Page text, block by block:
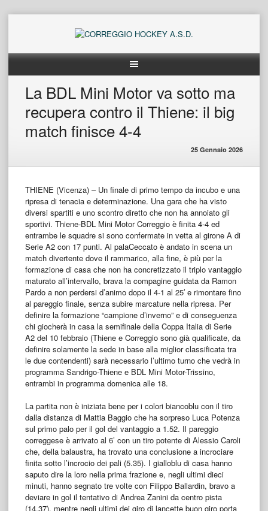
La BDL Mini Motor va sotto ma
recupera contro il Thiene: il big
match finisce 4-4
25 Gennaio 2026
THIENE (Vicenza) – Un finale di primo tempo da incubo e una
ripresa di tenacia e determinazione. Una gara che ha visto
diversi spartiti e uno scontro diretto che non ha annoiato gli
sportivi. Thiene-BDL Mini Motor Correggio è finita 4-4 ed
entrambe le squadre si sono confermate in vetta al girone A di
Serie A2 con 17 punti. Al palaCeccato è andato in scena un
match divertente dove il rammarico, alla fine, è più per la
formazione di casa che non ha concretizzato il triplo vantaggio
maturato all’intervallo, brava la compagine guidata da Ramon
Pardo a non perdersi d’animo dopo il 4-1 al 25′ e rimontare fino
al pareggio finale, senza subire marcature nella ripresa. Per
definire la formazione “campione d’inverno” e di conseguenza
chi giocherà in casa la semifinale della Coppa Italia di Serie
A2 del 10 febbraio (Thiene e Correggio sono già qualificate, da
definire solamente la sede in base alla miglior classificata tra
le due contendenti) sarà necessario l’ultimo turno che vedrà in
programma Sandrigo-Thiene e BDL Mini Motor-Trissino,
entrambi in programma domenica alle 18.
La partita non è iniziata bene per i colori biancoblu con il tiro
dalla distanza di Mattia Baggio che ha sorpreso Luca Potenza
sul primo palo per il gol del vantaggio a 1.52. Il pareggio
correggese è arrivato al 6’ con un tiro potente di Alessio Caroli
che, della balaustra, ha trovato una conclusione a incrociare
finita sotto l’incrocio dei pali (5.35). I gialloblu di casa hanno
saputo dire la loro nella prima frazione e, negli ultimi dieci
minuti, hanno segnato tre volte con Filippo Ballardin, bravo a
deviare in gol il tentativo di Andrea Zanini da centro pista
(14.37), mentre negli ultimi dei giro di lancette buon giro porta